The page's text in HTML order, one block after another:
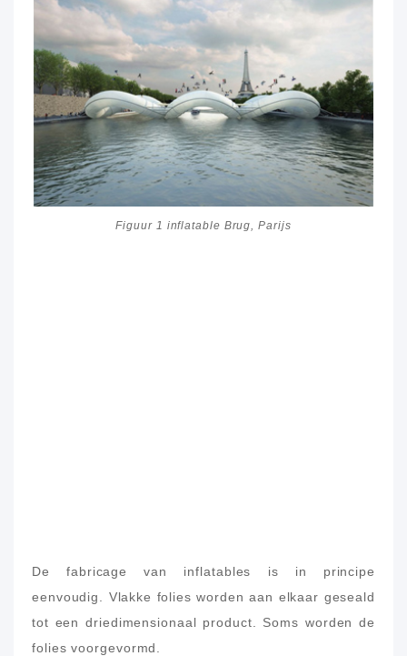
Figuur 1 inflatable Brug, Parijs
De fabricage van inflatables is in principe
eenvoudig. Vlakke folies worden aan elkaar geseald
tot een driedimensionaal product. Soms worden de
folies voorgevormd.